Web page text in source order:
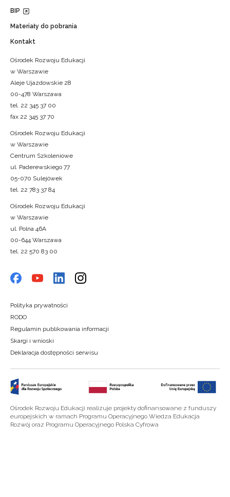
BIP
Materiały do pobrania
Kontakt
Ośrodek Rozwoju Edukacji
w Warszawie
Aleje Ujazdowskie 28
00-478 Warszawa
tel. 22 345 37 00
fax 22 345 37 70
Ośrodek Rozwoju Edukacji
w Warszawie
Centrum Szkoleniowe
ul. Paderewskiego 77
05-070 Sulejówek
tel. 22 783 37 84
Ośrodek Rozwoju Edukacji
w Warszawie
ul. Polna 46A
00-644 Warszawa
tel. 22 570 83 00
Polityka prywatności
RODO
Regulamin publikowania informacji
Skargi i wnioski
Deklaracja dostępności serwisu
Ośrodek Rozwoju Edukacji realizuje projekty dofinansowane z funduszy
europejskich w ramach Programu Operacyjnego Wiedza Edukacja
Rozwój oraz Programu Operacyjnego Polska Cyfrowa